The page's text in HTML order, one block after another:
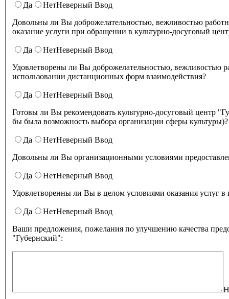
Да НетНеверный Ввод
Довольны ли Вы доброжелательностью, вежливостью
оказание услуги при обращении в культурно-досуговый
Да НетНеверный Ввод
Удовлетворены ли Вы доброжелательностью, вежливостью работников культурно-досугового центра "Губернский" при
использовании дистанционных форм взаимодействия?
Да НетНеверный Ввод
Готовы ли Вы рекомендовать культурно-досуговый центр "Губернский" родственникам и знакомым (могли бы
бы была возможность выбора организации сферы культуры)?
Да НетНеверный Ввод
Довольны ли Вы организационными условиями
Да НетНеверный Ввод
Удовлетворенны ли Вы в целом условиями
Да НетНеверный Ввод
Ваши предложения, пожелания по улучшению качества
"Губернский":